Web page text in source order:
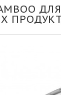
ДЛЯ